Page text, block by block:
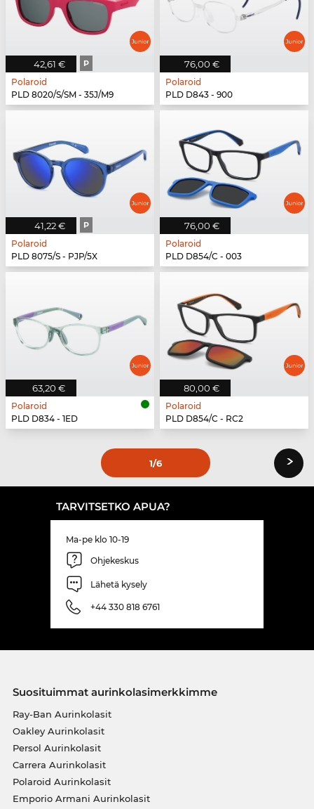
42,61 € P
Polaroid
PLD 8020/S/SM - 35J/M9
76,00 €
Polaroid
PLD D843 - 900
41,22 € P
Polaroid
PLD 8075/S - PJP/5X
76,00 €
Polaroid
PLD D854/C - 003
63,20 €
Polaroid
PLD D834 - 1ED
80,00 €
Polaroid
PLD D854/C - RC2
1/6 ›
TARVITSETKO APUA?
Ma-pe klo 10-19
Ohjekeskus
Lähetä kysely
+44 330 818 6761
Suosituimmat aurinkolasimerkkimme
Ray-Ban Aurinkolasit
Oakley Aurinkolasit
Persol Aurinkolasit
Carrera Aurinkolasit
Polaroid Aurinkolasit
Emporio Armani Aurinkolasit